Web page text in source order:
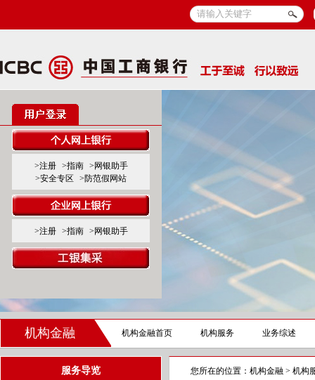
>注册 >指南
>网银助手
>安全专区
>防范假网站
>注册 >指南 >网银助手
机构金融 机构金融首页 机构服务 业务综述
服务导览 您所在的位置： 机构金融 > 机构